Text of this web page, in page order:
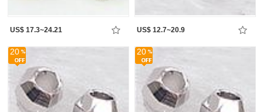
US$ 17.3~24.21 US$ 12.7~20.9
20 20